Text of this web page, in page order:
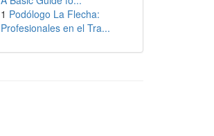
1 Podólogo La Flecha:
Profesionales en el Tra...